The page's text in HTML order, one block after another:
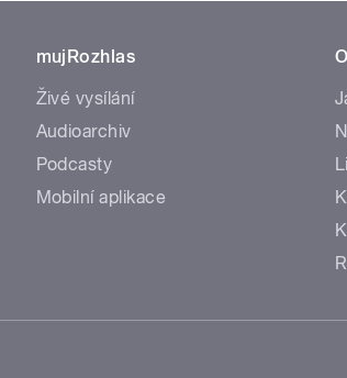
mujRozhlas
Živé vysílání
Audioarchiv
Podcasty
Mobilní aplikace